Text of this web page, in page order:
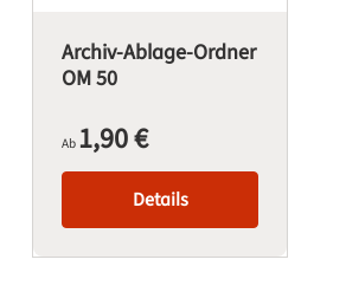
Archiv-Ablage-Ordner
OM 50
Regulärer Preis:
Ab 1,90 €
Details